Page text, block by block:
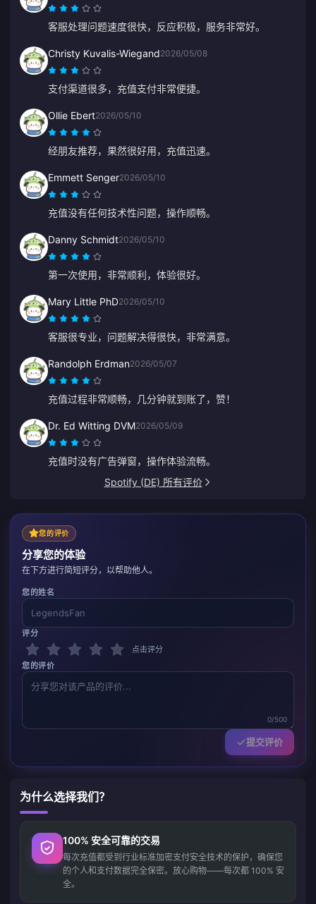
客服处理问题速度很快，反应积极，服务非常好。
Christy Kuvalis-Wiegand2026/05/08
支付渠道很多，充值支付非常便捷。
Ollie Ebert2026/05/10
经朋友推荐，果然很好用，充值迅速。
Emmett Senger2026/05/10
充值没有任何技术性问题，操作顺畅。
Danny Schmidt2026/05/10
第一次使用，非常顺利，体验很好。
Mary Little PhD2026/05/10
客服很专业，问题解决得很快，非常满意。
Randolph Erdman2026/05/07
充值过程非常顺畅，几分钟就到账了，赞！
Dr. Ed Witting DVM2026/05/09
充值时没有广告弹窗，操作体验流畅。
Spotify (DE) 所有评价
您的评价
分享您的体验
在下方进行简短评分，以帮助他人。
您的姓名
评分
点击评分
您的评价
0/500
提交评价
为什么选择我们？
100% 安全可靠的交易
每次充值都受到行业标准加密支付安全技术的保护，确保您
的个人和支付数据完全保密。放心购物——每次都 100% 安
全。